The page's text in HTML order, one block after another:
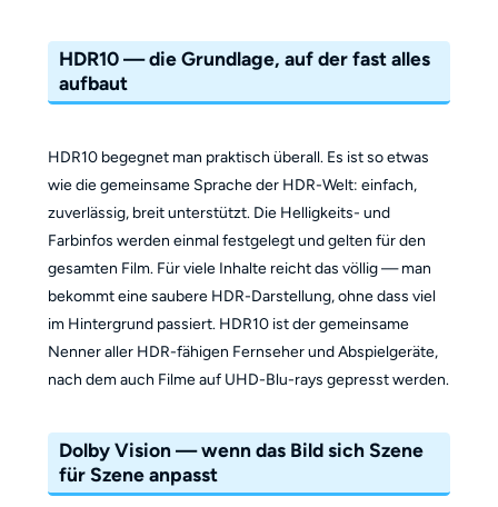
HDR10 — die Grundlage, auf der fast alles
aufbaut
HDR10 begegnet man praktisch überall. Es ist so etwas
wie die gemeinsame Sprache der HDR-Welt: einfach,
zuverlässig, breit unterstützt. Die Helligkeits- und
Farbinfos werden einmal festgelegt und gelten für den
gesamten Film. Für viele Inhalte reicht das völlig — man
bekommt eine saubere HDR-Darstellung, ohne dass viel
im Hintergrund passiert. HDR10 ist der gemeinsame
Nenner aller HDR-fähigen Fernseher und Abspielgeräte,
nach dem auch Filme auf UHD-Blu-rays gepresst werden.
Dolby Vision — wenn das Bild sich Szene
für Szene anpasst